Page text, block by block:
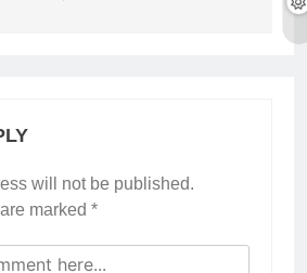
will not be published.
marked *